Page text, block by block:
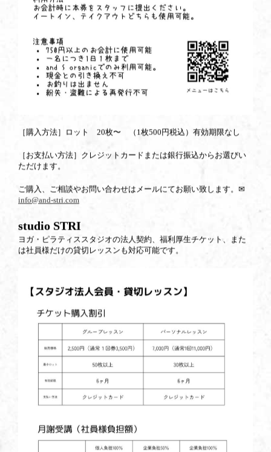
［購入方法］ロット 20枚〜 （1枚500円税込）有効期限なし
［お支払い方法］クレジットカードまたは銀行振込からお選びい
ただけます。
ご購入、ご相談やお問い合わせはメールにてお願い致します。✉︎
info@and-stri.com
studio STRI
ヨガ・ピラティススタジオの法人契約、福利厚生チケット、また
は社員様だけの貸切レッスンも対応可能です。